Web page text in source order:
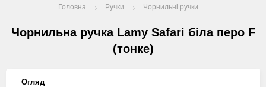
Головна Ручки Чорнильні ручки
Чорнильна ручка Lamy Safari біла перо F
(тонке)
Огляд